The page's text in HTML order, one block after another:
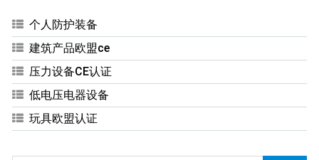
个人防护装备
建筑产品欧盟ce
压力设备CE认证
低电压电器设备
玩具欧盟认证